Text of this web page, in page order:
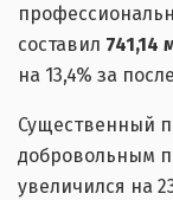
составил 741,14
на 13,4% за
Существенный
добровольным
увеличился на